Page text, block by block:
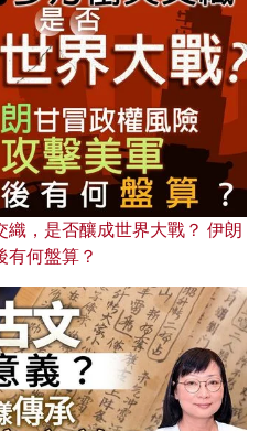
，是否釀成世界大戰？ 伊朗
有何盤算？